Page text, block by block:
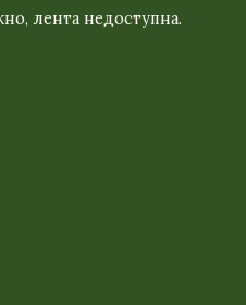
лента недоступна.